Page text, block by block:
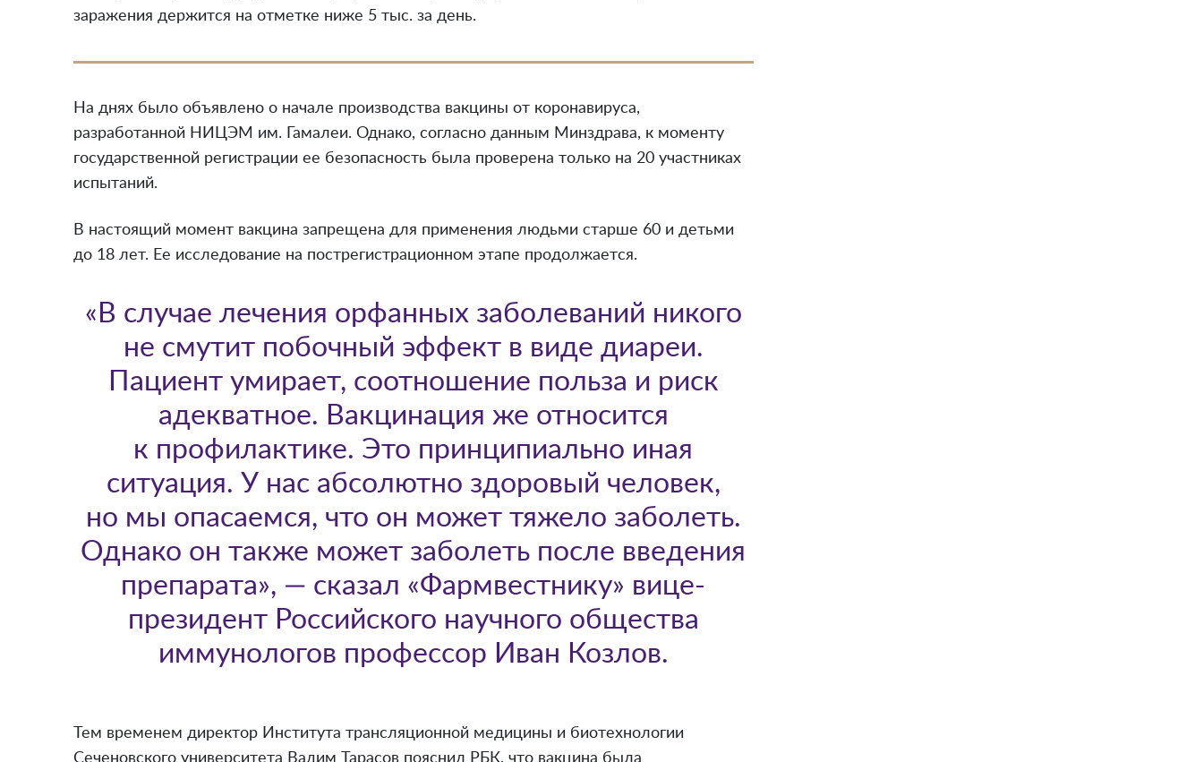
заражения держится на отметке ниже 5 тыс. за день.
На днях было объявлено о начале производства вакцины от коронавируса,
разработанной НИЦЭМ им. Гамалеи. Однако, согласно данным Минздрава, к моменту
государственной регистрации ее безопасность была проверена только на 20 участниках
испытаний.
В настоящий момент вакцина запрещена для применения людьми старше 60 и детьми
до 18 лет. Ее исследование на пострегистрационном этапе продолжается.
«В случае лечения орфанных заболеваний никого
не смутит побочный эффект в виде диареи.
Пациент умирает, соотношение польза и риск
адекватное. Вакцинация же относится
к профилактике. Это принципиально иная
ситуация. У нас абсолютно здоровый человек,
но мы опасаемся, что он может тяжело заболеть.
Однако он также может заболеть после введения
препарата», — сказал «Фармвестнику» вице-
президент Российского научного общества
иммунологов профессор Иван Козлов.
Тем временем директор Института трансляционной медицины и биотехнологии
Сеченовского университета Вадим Тарасов пояснил РБК, что вакцина была